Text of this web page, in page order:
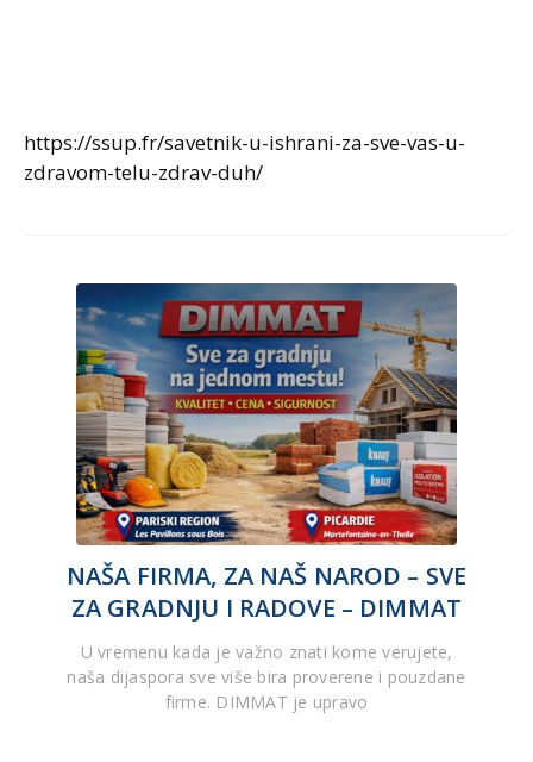
https://ssup.fr/savetnik-u-ishrani-za-sve-vas-u-
zdravom-telu-zdrav-duh/
NAŠA FIRMA, ZA NAŠ NAROD – SVE
ZA GRADNJU I RADOVE – DIMMAT
U vremenu kada je važno znati kome verujete,
naša dijaspora sve više bira proverene i pouzdane
firme. DIMMAT je upravo